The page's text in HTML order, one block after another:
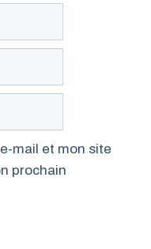
mail et mon site
prochain